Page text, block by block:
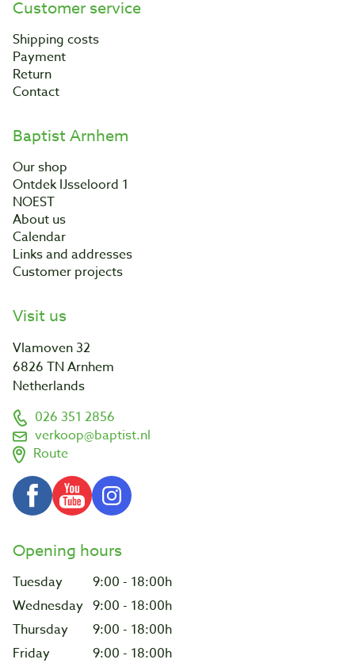
Customer service
Shipping costs
Payment
Return
Contact
Baptist Arnhem
Our shop
Ontdek IJsseloord 1
NOEST
About us
Calendar
Links and addresses
Customer projects
Visit us
Vlamoven 32
6826 TN Arnhem
Netherlands
026 351 2856
verkoop@baptist.nl
Route
Opening hours
Tuesday
9:00 - 18:00h
Wednesday 9:00 - 18:00h
Thursday
9:00 - 18:00h
Friday
9:00 - 18:00h